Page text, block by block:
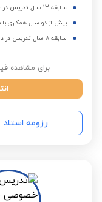
سابقه 13 سال تدریس در موسسه فنی حرفه ای
بیش از دو سال همکاری
سابقه 8 سال تدریس در دانشگاه
برای مشاهده
رزومه استاد